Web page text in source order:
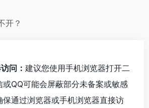
开？
问： 建议您使用手机浏览器打开二
QQ可能会屏蔽部分未备案或敏感
保通过浏览器或手机浏览器直接访